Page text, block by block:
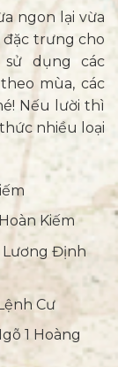
ngon lại vừa
đặc trưng cho
sử dụng các
mùa, các
Nếu lười thì
nhiều loại
Kiếm
Lương Định
Cư
1 Hoàng